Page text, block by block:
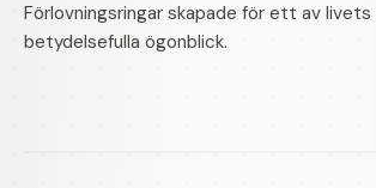
Förlovningsringar skapade för ett av
betydelsefulla ögonblick.